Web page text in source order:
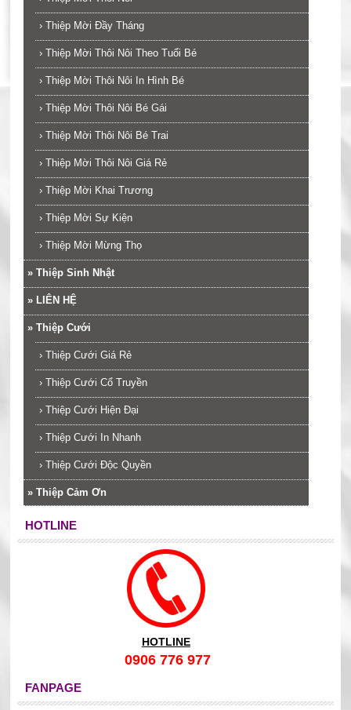
› Thiệp Mời Đầy Tháng
› Thiệp Mời Thôi Nôi Theo Tuổi Bé
› Thiệp Mời Thôi Nôi In Hình Bé
› Thiệp Mời Thôi Nôi Bé Gái
› Thiệp Mời Thôi Nôi Bé Trai
› Thiệp Mời Thôi Nôi Giá Rẻ
› Thiệp Mời Khai Trương
› Thiệp Mời Sự Kiện
› Thiệp Mời Mừng Thọ
» Thiệp Sinh Nhật
» LIÊN HỆ
» Thiệp Cưới
› Thiệp Cưới Giá Rẻ
› Thiệp Cưới Cổ Truyền
› Thiệp Cưới Hiện Đại
› Thiệp Cưới In Nhanh
› Thiệp Cưới Độc Quyền
» Thiệp Cảm Ơn
HOTLINE
HOTLINE
0906 776 977
FANPAGE